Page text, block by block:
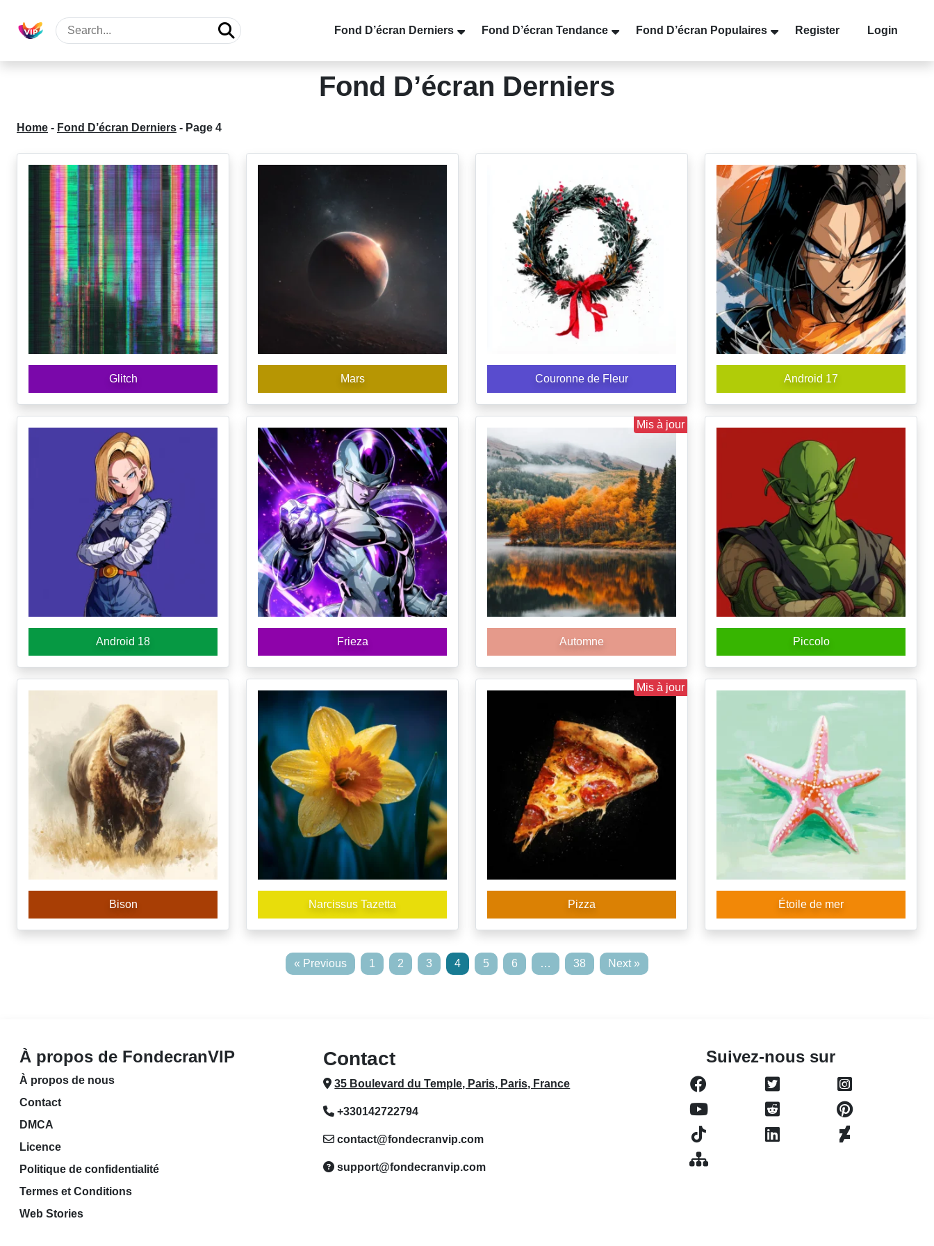
Fond D’écran Derniers Fond D’écran Tendance Fond D’écran Populaires Register Login
Fond D’écran Derniers
Home - Fond D’écran Derniers - Page 4
Glitch Mars Couronne de Fleur Android 17
Android 18 Frieza
Mis à jour
Automne Piccolo
Bison Narcissus Tazetta
Mis à jour
Pizza Étoile de mer
« Previous 1 2 3 4 5 6 … 38 Next »
À propos de FondecranVIP
À propos de nous
Contact
DMCA
Licence
Politique de confidentialité
Termes et Conditions
Web Stories
Contact
35 Boulevard du Temple, Paris, Paris, France
+330142722794
contact@fondecranvip.com
support@fondecranvip.com
Suivez-nous sur